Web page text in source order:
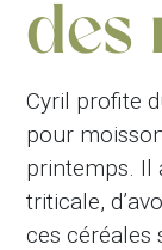
des
Cyril profite
pour
printemps. Il
triticale,
ces céréales